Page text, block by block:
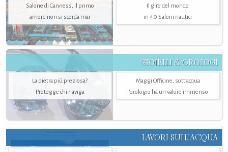
Salone di Canness, il primo
amore non si scorda mai
Il giro del mondo
in 40 Saloni nautici
GIOIELLI & OROLOGI
La pietra più preziosa?
Protegge chi naviga
Maggi Officine, sott’acqua
l'orologio ha un valore immenso
LAVORI SULL’ACQUA